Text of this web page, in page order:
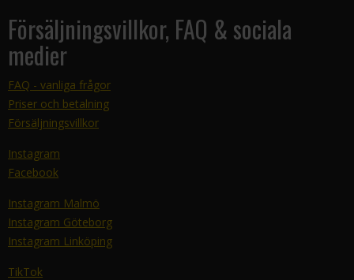
Försäljningsvillkor, FAQ & sociala
medier
FAQ - vanliga frågor
Priser och betalning
Försäljningsvillkor
Instagram
Facebook
Instagram Malmö
Instagram Göteborg
Instagram Linköping
TikTok